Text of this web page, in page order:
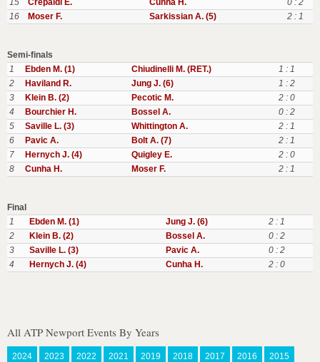
15 Crepaldi E. Cunha H.
0 : 2
16
Moser F. Sarkissian A. (5) 2 : 1
Semi-finals
1
Ebden M. (1) Chiudinelli M. (RET.)
1 : 1
2
Haviland R. Jung J. (6)
1 : 2
3
Klein B. (2) Pecotic M.
2 : 0
4
Bourchier H. Bossel A.
0 : 2
5
Saville L. (3) Whittington A.
2 : 1
6
Pavic A. Bolt A. (7)
2 : 1
7
Hernych J. (4) Quigley E.
2 : 0
8
Cunha H. Moser F. 2 : 1
Final
1
Ebden M. (1) Jung J. (6)
2 : 1
2
Klein B. (2) Bossel A.
0 : 2
3
Saville L. (3) Pavic A.
0 : 2
4
Hernych J. (4) Cunha H. 2 : 0
All ATP Newport Events By Years
2024 2023 2022 2021 2019 2018 2017 2016 2015